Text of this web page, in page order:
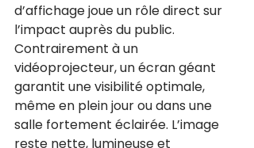
d’affichage joue un rôle direct sur
l’impact auprès du public.
Contrairement à un
vidéoprojecteur, un écran géant
garantit une visibilité optimale,
même en plein jour ou dans une
salle fortement éclairée. L’image
reste nette, lumineuse et